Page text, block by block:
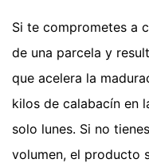
Si te comprometes a
de una parcela y
que acelera la
kilos de calabacín en
solo lunes. Si no
volumen, el producto